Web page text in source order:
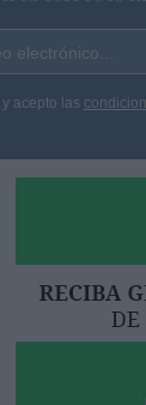
electrónico...
acepto las